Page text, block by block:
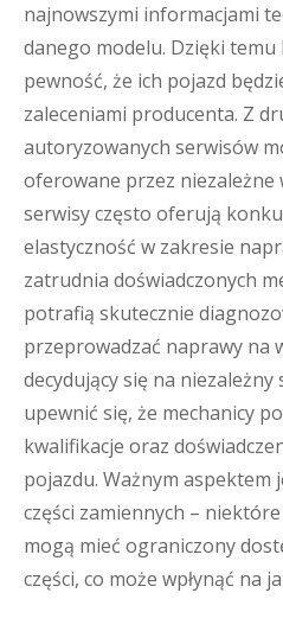
najnowszymi informacjami
danego modelu. Dzięki temu
pewność, że ich pojazd
zaleceniami producenta. Z
autoryzowanych serwisów
oferowane przez niezależne
serwisy często oferują
elastyczność w zakresie
zatrudnia doświadczonych
potrafią skutecznie
przeprowadzać naprawy na
decydujący się na
upewnić się, że mechanicy
kwalifikacje oraz
pojazdu. Ważnym
części zamiennych –
mogą mieć ograniczony
części, co może wpłynąć na